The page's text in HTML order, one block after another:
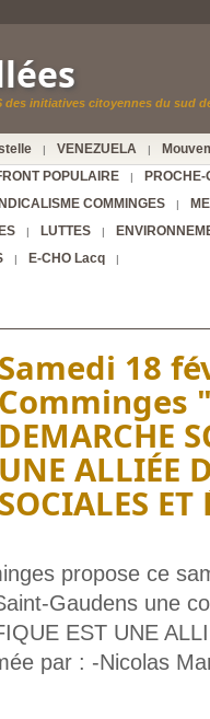
des initiatives citoyennes du sud
| VENEZUELA |
POPULAIRE |
PROCHE-
COMMINGES |
| LUTTES |
| E-CHO Lacq |
Samedi 18
Comminges
DEMARCHE
UNE ALLIÉE
SOCIALES ET
propose ce
Gaudens une
EST UNE
par : -Nicolas